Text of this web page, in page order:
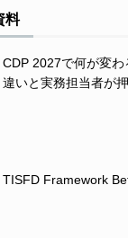
料
CDP 2027で何が変
違いと実務担当者が
TISFD Framework